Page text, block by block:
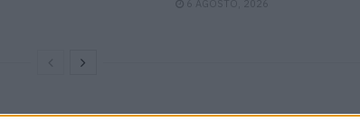
6 AGOSTO, 2026